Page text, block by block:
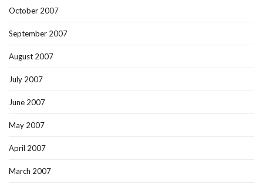
October 2007
September 2007
August 2007
July 2007
June 2007
May 2007
April 2007
March 2007